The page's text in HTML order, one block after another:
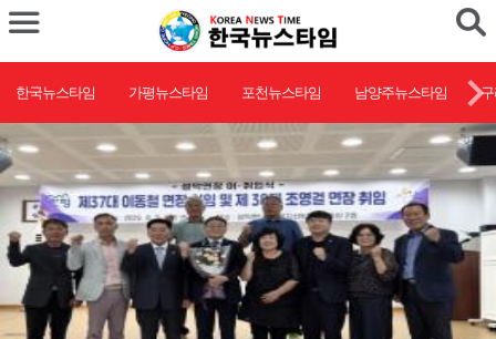
한국뉴스타임 가평뉴스타임 포천뉴스타임 남양주뉴스타임